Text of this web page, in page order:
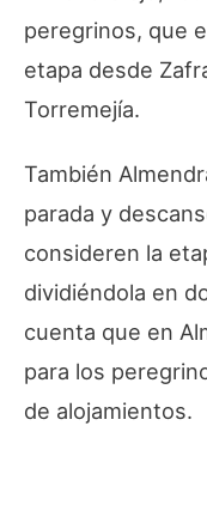
peregrinos, que
etapa desde
Torremejía.
También
parada y
consideren la
dividiéndola en
cuenta que en
para los
de alojamientos.